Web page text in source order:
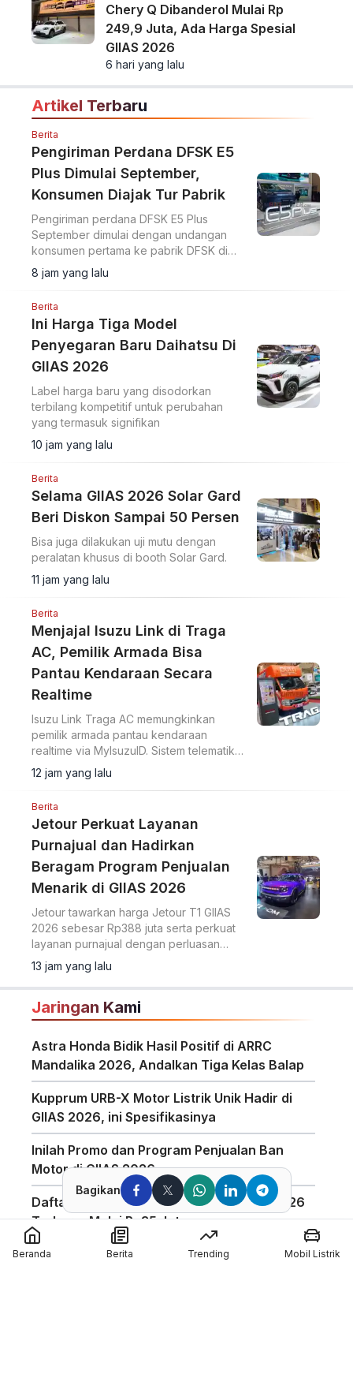
Chery Q Dibanderol Mulai Rp
249,9 Juta, Ada Harga Spesial
GIIAS 2026
6 hari yang lalu
Artikel Terbaru
Berita
Pengiriman Perdana DFSK E5
Plus Dimulai September,
Konsumen Diajak Tur Pabrik
Pengiriman perdana DFSK E5 Plus
September dimulai dengan undangan
konsumen pertama ke pabrik DFSK di
Cikande untuk melihat proses produksi
PHEV.
8 jam yang lalu
Berita
Ini Harga Tiga Model
Penyegaran Baru Daihatsu Di
GIIAS 2026
Label harga baru yang disodorkan
terbilang kompetitif untuk perubahan
yang termasuk signifikan
10 jam yang lalu
Berita
Selama GIIAS 2026 Solar Gard
Beri Diskon Sampai 50 Persen
Bisa juga dilakukan uji mutu dengan
peralatan khusus di booth Solar Gard.
11 jam yang lalu
Berita
Menjajal Isuzu Link di Traga
AC, Pemilik Armada Bisa
Pantau Kendaraan Secara
Realtime
Isuzu Link Traga AC memungkinkan
pemilik armada pantau kendaraan
realtime via MyIsuzuID. Sistem telematika
ini pantau lokasi, kecepatan, dan
operasional kendaraan.
12 jam yang lalu
Berita
Jetour Perkuat Layanan
Purnajual dan Hadirkan
Beragam Program Penjualan
Menarik di GIIAS 2026
Jetour tawarkan harga Jetour T1 GIIAS
2026 sebesar Rp388 juta serta perkuat
layanan purnajual dengan perluasan
jaringan dealer hingga 40 showroom di
GIIAS 2026.
13 jam yang lalu
Jaringan Kami
Astra Honda Bidik Hasil Positif di ARRC
Mandalika 2026, Andalkan Tiga Kelas Balap
Kupprum URB-X Motor Listrik Unik Hadir di
GIIAS 2026, ini Spesifikasinya
Inilah Promo dan Program Penjualan Ban
Motor di GIIAS 2026
Daftar Harga Honda PCX 160 Agustus 2026
Terbaru, Mulai Rp35 Jutaan
Penggunaan Boost Charge ALVA Naik Tajam,
Bagikan
Beranda Berita Trending Mobil Listrik